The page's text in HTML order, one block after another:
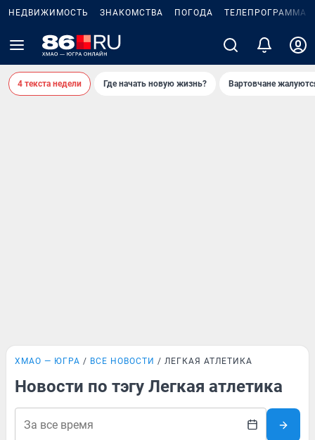
НЕДВИЖИМОСТЬ ЗНАКОМСТВА ПОГОДА ТЕЛЕПРОГРАММА
4 текста недели Где начать новую жизнь? Вартовчане
ХМАО — ЮГРА ВСЕ НОВОСТИ ЛЕГКАЯ АТЛЕТИКА
Новости по тэгу Легкая атлетика